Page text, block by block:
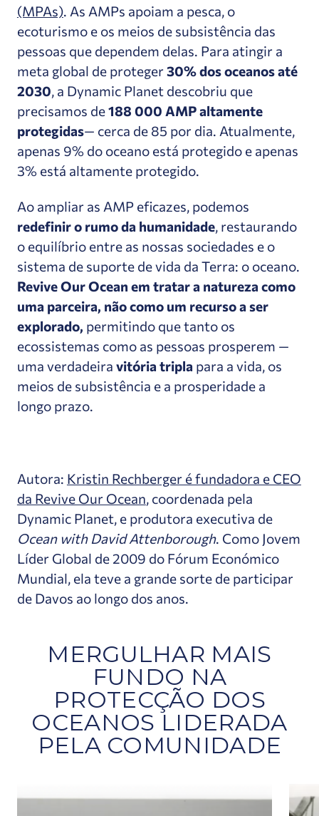
(MPAs). As AMPs apoiam a pesca, o
ecoturismo e os meios de subsistência das
pessoas que dependem delas. Para atingir a
meta global de proteger 30% dos oceanos até
2030, a Dynamic Planet descobriu que
precisamos de188 000 AMP altamente
protegidas— cerca de 85 por dia. Atualmente,
apenas 9% do oceano está protegido e apenas
3% está altamente protegido.
Ao ampliar as AMP eficazes, podemos
redefinir o rumo da humanidade, restaurando
o equilíbrio entre as nossas sociedades e o
sistema de suporte de vida da Terra: o oceano.
Revive Our Ocean em tratar a natureza como
uma parceira, não como um recurso a ser
explorado, permitindo que tanto os
ecossistemas como as pessoas prosperem —
uma verdadeira vitória tripla para a vida, os
meios de subsistência e a prosperidade a
longo prazo.
Autora: Kristin Rechberger é fundadora e CEO
da Revive Our Ocean, coordenada pela
Dynamic Planet, e produtora executiva de
Ocean with David Attenborough. Como Jovem
Líder Global de 2009 do Fórum Económico
Mundial, ela teve a grande sorte de participar
de Davos ao longo dos anos.
MERGULHAR MAIS
FUNDO NA
PROTECÇÃO DOS
OCEANOS LIDERADA
PELA COMUNIDADE
O que é a síndrome da linha de referência em